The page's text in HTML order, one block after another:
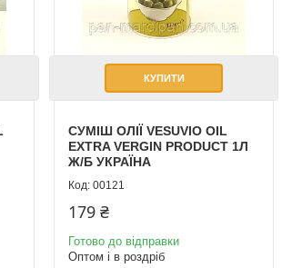
КУПИТИ
СУМІШ ОЛІЇ VESUVIO OIL
EXTRA VERGIN PRODUCT 1Л
Ж/Б УКРАЇНА
00121
179 ₴
Готово до відправки
Оптом і в роздріб